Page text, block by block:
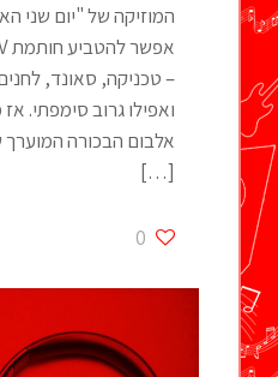
המוזיקה של "יום שני
– טכניקה, סאונד,
ואפילו גרוב סימפתי.
אלבום הבכורה המוערך
[…]
0